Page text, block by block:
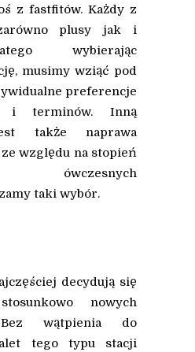
z fastfitów. Każdy z
plusy jak i
wybierając
musimy wziąć pod
preferencje
i terminów. Inną
także naprawa
względu na stopień
ówczesnych
taki wybór.
decydują się
nowych
Bez wątpienia do
tego typu stacji